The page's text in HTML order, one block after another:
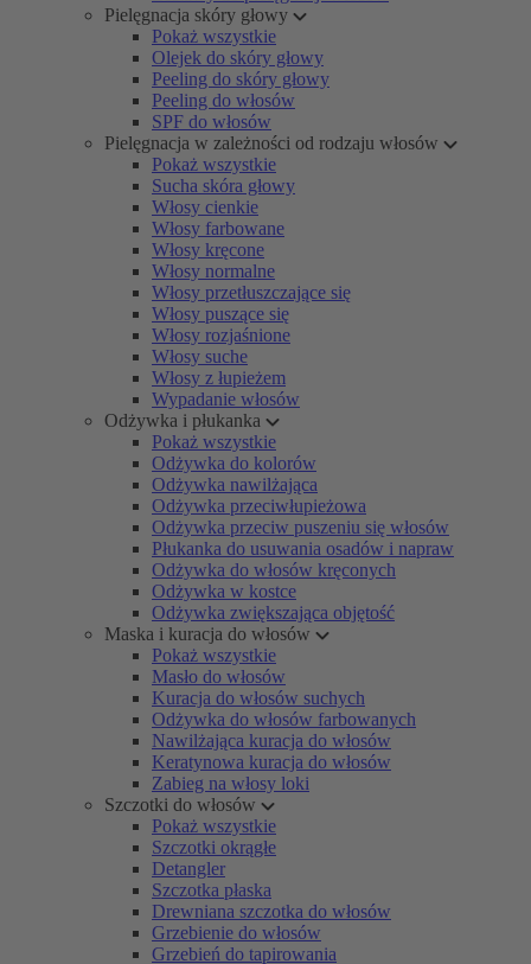
Pielęgnacja skóry głowy
Pokaż wszystkie
Olejek do skóry głowy
Peeling do skóry głowy
Peeling do włosów
SPF do włosów
Pielęgnacja w zależności od rodzaju włosów
Pokaż wszystkie
Sucha skóra głowy
Włosy cienkie
Włosy farbowane
Włosy kręcone
Włosy normalne
Włosy przetłuszczające się
Włosy puszące się
Włosy rozjaśnione
Włosy suche
Włosy z łupieżem
Wypadanie włosów
Odżywka i płukanka
Pokaż wszystkie
Odżywka do kolorów
Odżywka nawilżająca
Odżywka przeciwłupieżowa
Odżywka przeciw puszeniu się włosów
Płukanka do usuwania osadów i napraw
Odżywka do włosów kręconych
Odżywka w kostce
Odżywka zwiększająca objętość
Maska i kuracja do włosów
Pokaż wszystkie
Masło do włosów
Kuracja do włosów suchych
Odżywka do włosów farbowanych
Nawilżająca kuracja do włosów
Keratynowa kuracja do włosów
Zabieg na włosy loki
Szczotki do włosów
Pokaż wszystkie
Szczotki okrągłe
Detangler
Szczotka płaska
Drewniana szczotka do włosów
Grzebienie do włosów
Grzebień do tapirowania